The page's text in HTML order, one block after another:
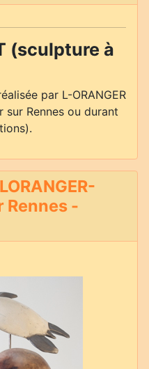
(sculpture à
par L-ORANGER
Rennes ou durant
Rennes -